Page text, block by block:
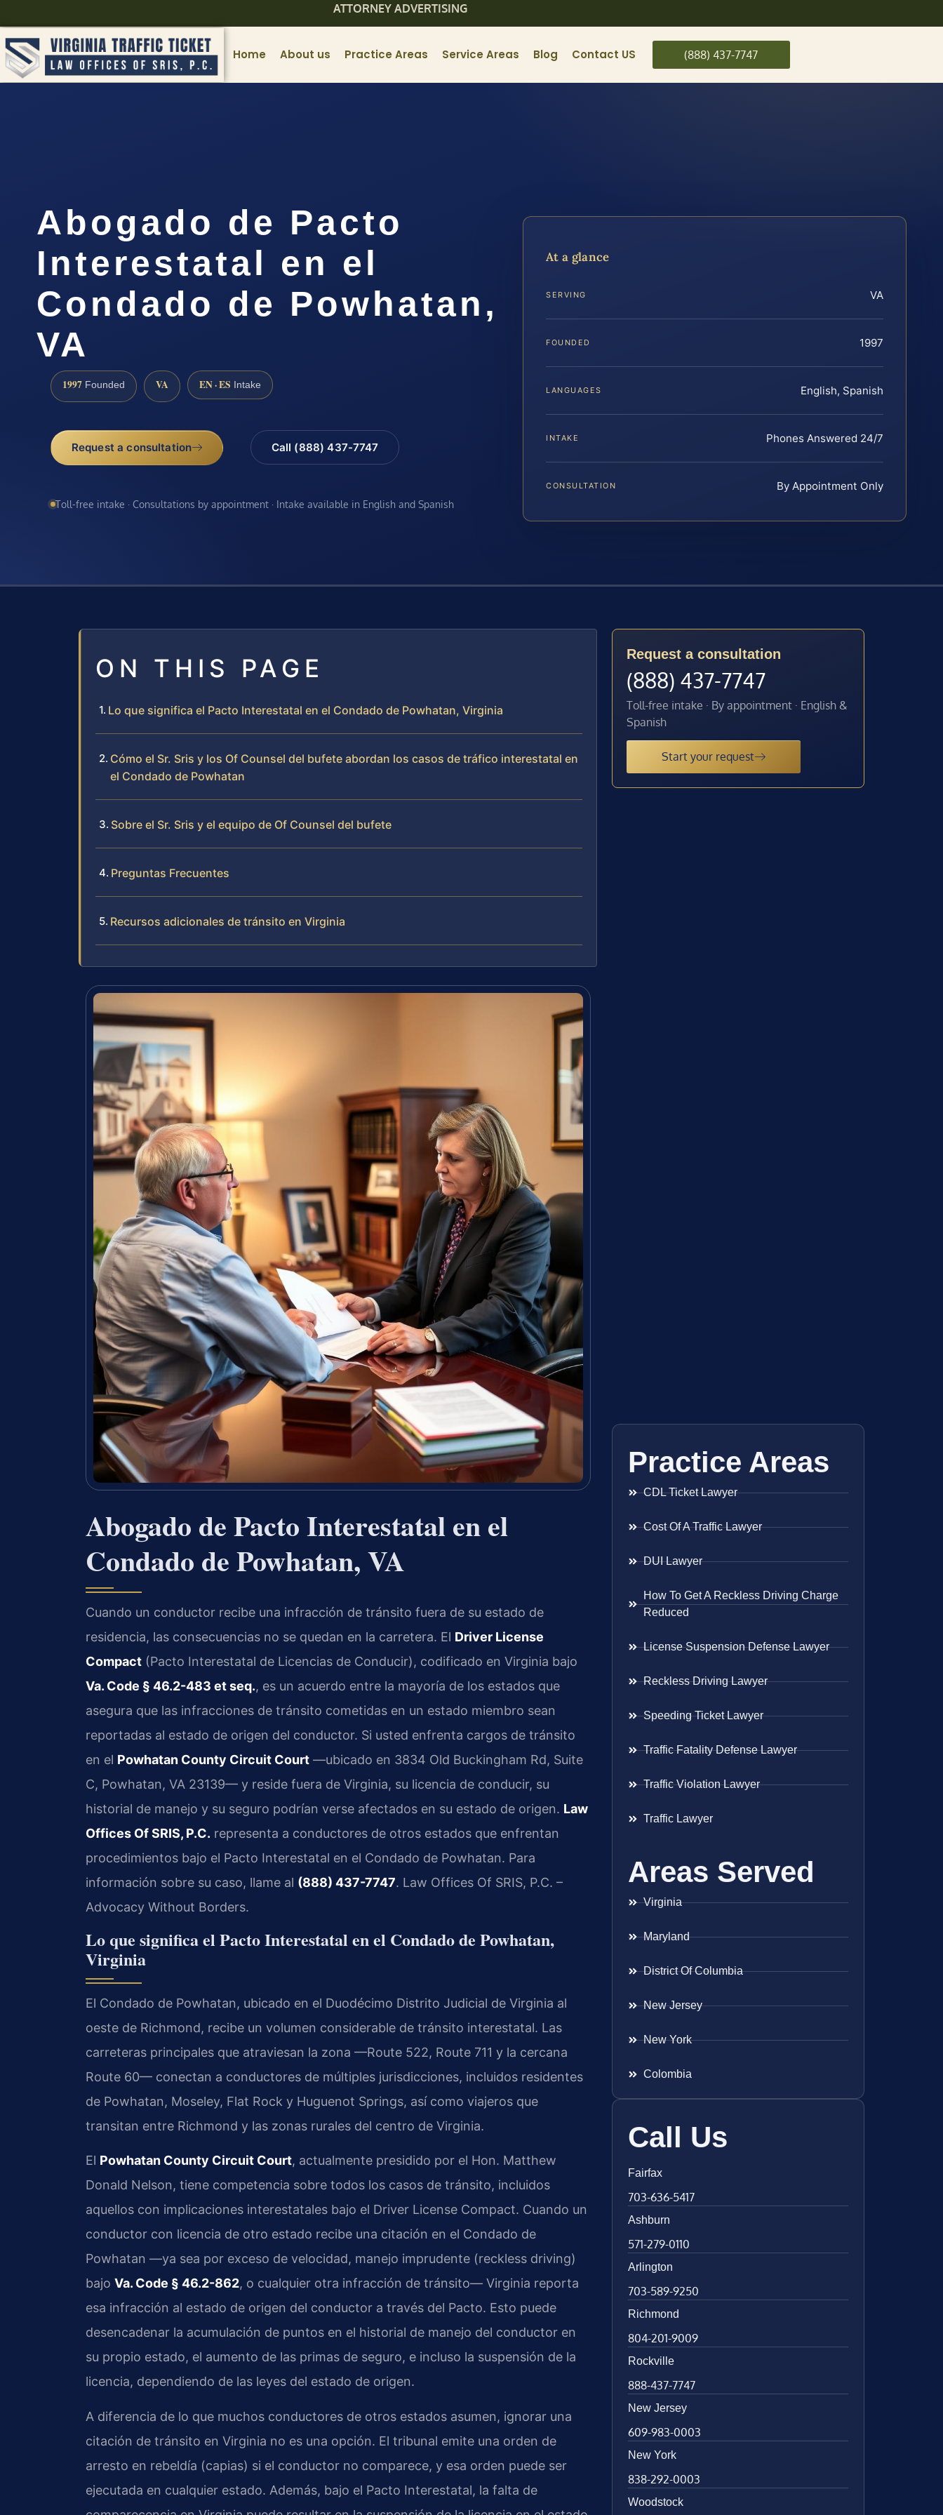
ATTORNEY ADVERTISING
Home About us Practice Areas Service Areas Blog Contact US (888) 437-7747
Abogado de Pacto
Interestatal en el
Condado de Powhatan,
VA
1997 Founded VA EN · ES Intake
Request a consultation Call (888) 437-7747
Toll-free intake · Consultations by appointment · Intake available in English and Spanish
At a glance
SERVING VA
FOUNDED 1997
LANGUAGES English, Spanish
INTAKE Phones Answered 24/7
CONSULTATION By Appointment Only
ON THIS PAGE
Lo que significa el Pacto Interestatal en el Condado de Powhatan, Virginia
Cómo el Sr. Sris y los Of Counsel del bufete abordan los casos de tráfico interestatal en
el Condado de Powhatan
Sobre el Sr. Sris y el equipo de Of Counsel del bufete
Preguntas Frecuentes
Recursos adicionales de tránsito en Virginia
Abogado de Pacto Interestatal en el
Condado de Powhatan, VA
Cuando un conductor recibe una infracción de tránsito fuera de su estado de
residencia, las consecuencias no se quedan en la carretera. El Driver License
Compact (Pacto Interestatal de Licencias de Conducir), codificado en Virginia bajo
Va. Code § 46.2-483 et seq., es un acuerdo entre la mayoría de los estados que
asegura que las infracciones de tránsito cometidas en un estado miembro sean
reportadas al estado de origen del conductor. Si usted enfrenta cargos de tránsito
en el Powhatan County Circuit Court —ubicado en 3834 Old Buckingham Rd, Suite
C, Powhatan, VA 23139— y reside fuera de Virginia, su licencia de conducir, su
historial de manejo y su seguro podrían verse afectados en su estado de origen. Law
Offices Of SRIS, P.C. representa a conductores de otros estados que enfrentan
procedimientos bajo el Pacto Interestatal en el Condado de Powhatan. Para
información sobre su caso, llame al (888) 437-7747. Law Offices Of SRIS, P.C. –
Advocacy Without Borders.
Lo que significa el Pacto Interestatal en el Condado de Powhatan,
Virginia
El Condado de Powhatan, ubicado en el Duodécimo Distrito Judicial de Virginia al
oeste de Richmond, recibe un volumen considerable de tránsito interestatal. Las
carreteras principales que atraviesan la zona —Route 522, Route 711 y la cercana
Route 60— conectan a conductores de múltiples jurisdicciones, incluidos residentes
de Powhatan, Moseley, Flat Rock y Huguenot Springs, así como viajeros que
transitan entre Richmond y las zonas rurales del centro de Virginia.
El Powhatan County Circuit Court, actualmente presidido por el Hon. Matthew
Donald Nelson, tiene competencia sobre todos los casos de tránsito, incluidos
aquellos con implicaciones interestatales bajo el Driver License Compact. Cuando un
conductor con licencia de otro estado recibe una citación en el Condado de
Powhatan —ya sea por exceso de velocidad, manejo imprudente (reckless driving)
bajo Va. Code § 46.2-862, o cualquier otra infracción de tránsito— Virginia reporta
esa infracción al estado de origen del conductor a través del Pacto. Esto puede
desencadenar la acumulación de puntos en el historial de manejo del conductor en
su propio estado, el aumento de las primas de seguro, e incluso la suspensión de la
licencia, dependiendo de las leyes del estado de origen.
A diferencia de lo que muchos conductores de otros estados asumen, ignorar una
citación de tránsito en Virginia no es una opción. El tribunal emite una orden de
arresto en rebeldía (capias) si el conductor no comparece, y esa orden puede ser
ejecutada en cualquier estado. Además, bajo el Pacto Interestatal, la falta de
Request a consultation
(888) 437-7747
Toll-free intake · By appointment · English &
Spanish
Start your request
Practice Areas
CDL Ticket Lawyer
Cost Of A Traffic Lawyer
DUI Lawyer
How To Get A Reckless Driving Charge
Reduced
License Suspension Defense Lawyer
Reckless Driving Lawyer
Speeding Ticket Lawyer
Traffic Fatality Defense Lawyer
Traffic Violation Lawyer
Traffic Lawyer
Areas Served
Virginia
Maryland
District Of Columbia
New Jersey
New York
Colombia
Call Us
Fairfax
703-636-5417
Ashburn
571-279-0110
Arlington
703-589-9250
Richmond
804-201-9009
Rockville
888-437-7747
New Jersey
609-983-0003
New York
838-292-0003
Woodstock